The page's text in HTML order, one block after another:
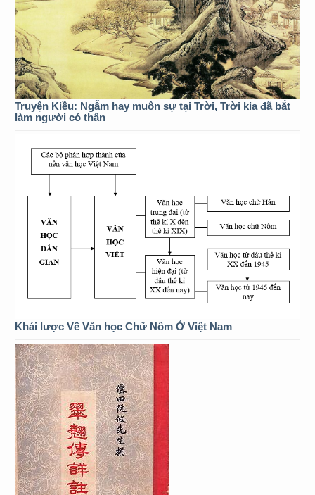
Truyện Kiều: Ngẫm hay muôn sự tại Trời, Trời kia đã bắt
làm người có thân
Khái lược Về Văn học Chữ Nôm Ở Việt Nam